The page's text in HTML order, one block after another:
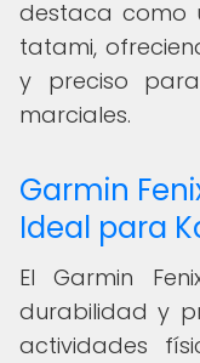
destaca como
tatami,
y preciso
marciales.
Garmin
Ideal para
El Garmin
durabilidad y
actividades